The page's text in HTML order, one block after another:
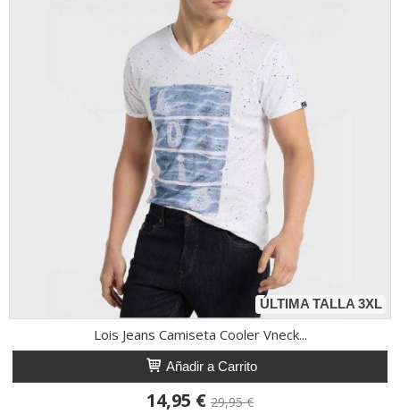
ÚLTIMA TALLA 3XL
Lois Jeans Camiseta Cooler Vneck...
Añadir a Carrito
14,95 € 29,95 €